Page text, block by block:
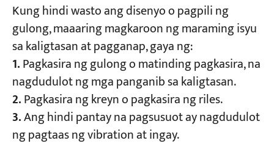
Kung hindi wasto ang disenyo o pagpili ng
gulong, maaaring magkaroon ng maraming isyu
sa kaligtasan at pagganap, gaya ng:
1.Pagkasira ng gulong o matinding pagkasira, na
nagdudulot ng mga panganib sa kaligtasan.
2.Pagkasira ng kreyn o pagkasira ng riles.
3.Ang hindi pantay na pagsusuot ay nagdudulot
ng pagtaas ng vibration at ingay.